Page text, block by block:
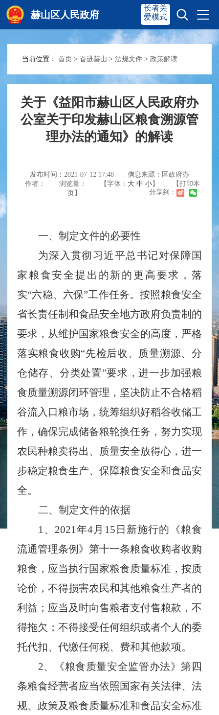
赫山区人民政府
赫山首页 奋进赫山
政务要闻 多彩资湘
信息公开 政务服务
互动交流
长者关
爱模式
当前位置： 首页 > 奋进赫山 > 法规文件 > 政策解读
关于《益阳市赫山区人民政府办
公室关于印发赫山区粮食溯源管
理办法的通知》的解读
发布时间：2021-07-12 17:48
信息来源：区政府办
作者：
浏览量： 【字体： 大 中 小】
【打印本
页】
分享到：
一、制定文件的必要性
为深入贯彻习近平总书记对保障国
家粮食安全提出的新的更高要求，落
实“六稳、六保”工作任务。按照粮食安全
省长责任制和食品安全地方政府负责制的
要求，从维护国家粮食安全的高度，严格
落实粮食收购“先检后收、质量溯源、分
仓储存、分类处置”要求，进一步加强粮
食质量溯源闭环管理，坚决防止不合格稻
谷流入口粮市场，统筹组织好稻谷收储工
作，确保完成储备粮轮换任务，努力实现
农民种粮卖得出、质量安全放得心，进一
步稳定粮食生产、保障粮食安全和食品安
全。
二、制定文件的依据
1、2021年4月15日新施行的《粮食
流通管理条例》第十一条粮食收购者收购
粮食，应当执行国家粮食质量标准，按质
论价，不得损害农民和其他粮食生产者的
利益；应当及时向售粮者支付售粮款，不
得拖欠；不得接受任何组织或者个人的委
托代扣、代缴任何税、费和其他款项。
2、《粮食质量安全监管办法》第四
条粮食经营者应当依照国家有关法律、法
规、政策及粮食质量标准和食品安全标准